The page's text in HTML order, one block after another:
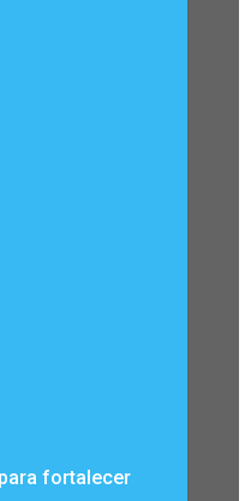
fortalecer